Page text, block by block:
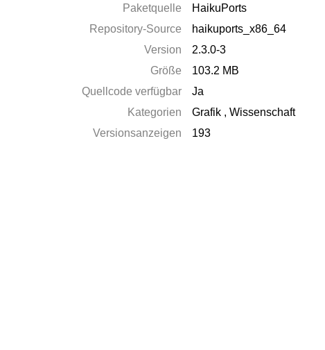
Paketquelle
HaikuPorts
Repository-Source
haikuports_x86_64
Version
2.3.0-3
Größe
103.2 MB
Quellcode verfügbar
Ja
Kategorien
Grafik ,Wissenschaft
Versionsanzeigen
193